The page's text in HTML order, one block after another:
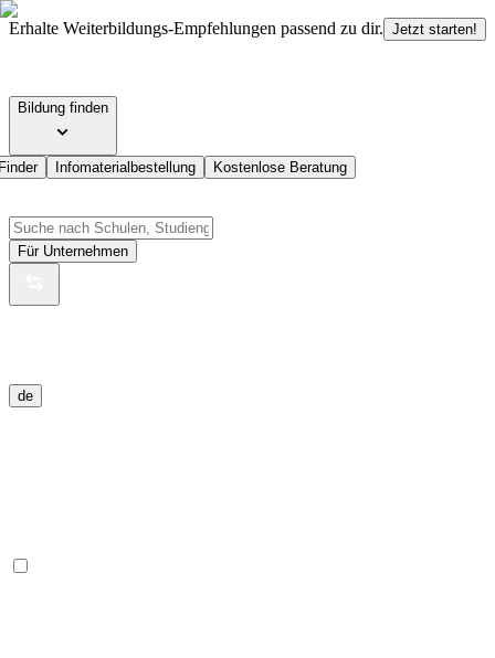
Erhalte Weiterbildungs-Empfehlungen passend zu dir. Jetzt starten!
Bildung finden
Infomaterialbestellung Kostenlose Beratung
Für Unternehmen
de